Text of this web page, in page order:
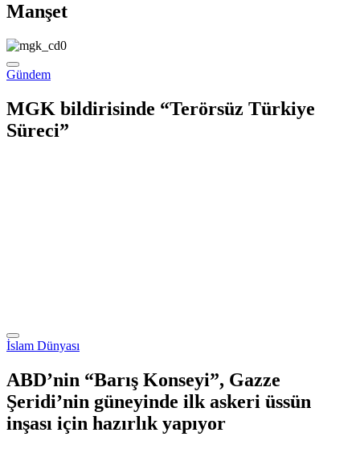
Manşet
Gündem
MGK bildirisinde “Terörsüz Türkiye
Süreci”
İslam Dünyası
ABD’nin “Barış Konseyi”, Gazze
Şeridi’nin güneyinde ilk askeri üssün
inşası için hazırlık yapıyor